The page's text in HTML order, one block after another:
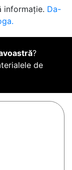
informație. Da-
?
de